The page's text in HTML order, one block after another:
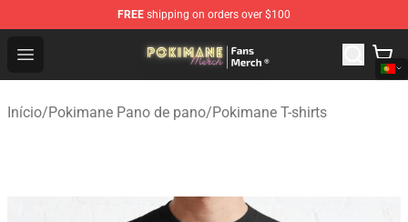
FREE shipping on orders over $100
Open menu
Pokimane Store - Official Pokimane Merchandise Shop
Início/Pokimane Pano de pano/Pokimane T-shirts